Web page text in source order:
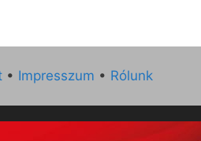
• Impresszum • Rólunk